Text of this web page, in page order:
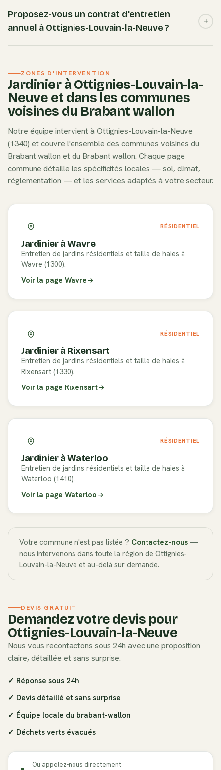
espèces à planter.
limoneux et au microclimat de Ottignies-Louvain-la-Neuve :
sureau noir, troène commun, fusain d'Europe, bourdaine.
Proposez-vous un contrat d'entretien
annuel à Ottignies-Louvain-la-Neuve ?
taille, désherbage, nettoyage saisonnier), un tarif
préférentiel et la même équipe à chaque visite. Idéal pour
les jardins résidentiels du Brabant wallon qui nécessitent un
suivi régulier.
ZONES D'INTERVENTION
Jardinier àOttignies-Louvain-la-
Neuve et dans les communes
voisines du Brabant wallon
Notre équipe intervient à Ottignies-Louvain-la-Neuve
(1340) et couvre l'ensemble des communes voisines du
Brabant wallon et du Brabant wallon. Chaque page
commune détaille les spécificités locales — sol, climat,
réglementation — et les services adaptés à votre secteur.
RÉSIDENTIEL
Jardinier àWavre
Entretien de jardins résidentiels et taille de haies à
Wavre (1300).
Voir la page Wavre
RÉSIDENTIEL
Jardinier à Rixensart
Entretien de jardins résidentiels et taille de haies à
Rixensart (1330).
Voir la page Rixensart
RÉSIDENTIEL
Jardinier àWaterloo
Entretien de jardins résidentiels et taille de haies à
Waterloo (1410).
Voir la page Waterloo
Votre commune n'est pas listée ? Contactez-nous —
nous intervenons dans toute la région de Ottignies-
Louvain-la-Neuve et au-delà sur demande.
DEVIS GRATUIT
Demandez votre devis pour
Ottignies-Louvain-la-Neuve
Nous vous recontactons sous 24h avec une proposition
claire, détaillée et sans surprise.
✓ Réponse sous 24h
✓ Devis détaillé et sans surprise
✓ Équipe locale du brabant-wallon
✓ Déchets verts évacués
Ou appelez-nous directement